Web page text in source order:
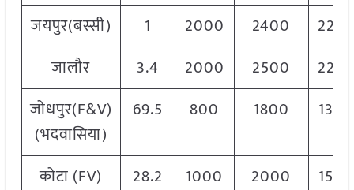
जयपुर(बस्सी) 1 2000 2400
जालौर
3.4 2000 2500
जोधपुर(F&V)
(भदवासिया)
69.5 800 1800 1300
कोटा (FV) 28.2 1000 2000
1500